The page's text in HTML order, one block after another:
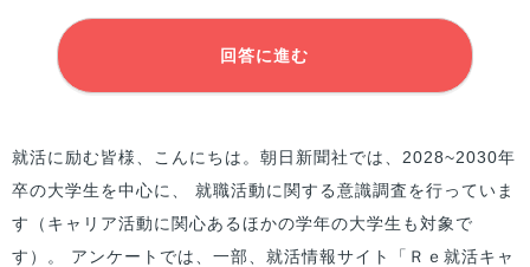
回答に進む
就活に励む皆様
、こんにちは。朝日新聞社では、2028~2030年
卒の大学生を中心に、 就職活動に関する意識調査を行っていま
す（キャリア活動に関心あるほかの学年の大学生も対象で
す）。 アンケートでは、一部、就活情報サイト「Ｒｅ就活キャ